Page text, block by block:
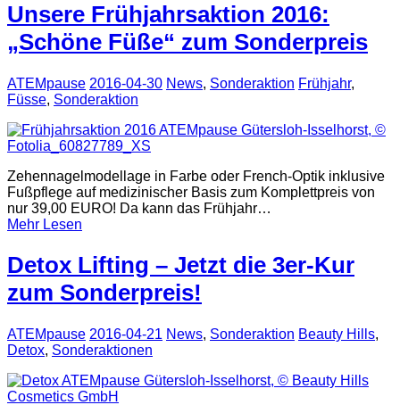
Unsere Frühjahrsaktion 2016:
„Schöne Füße“ zum Sonderpreis
ATEMpause 2016-04-30 News, Sonderaktion Frühjahr,
Füsse, Sonderaktion
Zehennagelmodellage in Farbe oder French-Optik inklusive
Fußpflege auf medizinischer Basis zum Komplettpreis von
nur 39,00 EURO! Da kann das Frühjahr…
Mehr Lesen
Detox Lifting – Jetzt die 3er-Kur
zum Sonderpreis!
ATEMpause 2016-04-21 News, Sonderaktion Beauty Hills,
Detox, Sonderaktionen